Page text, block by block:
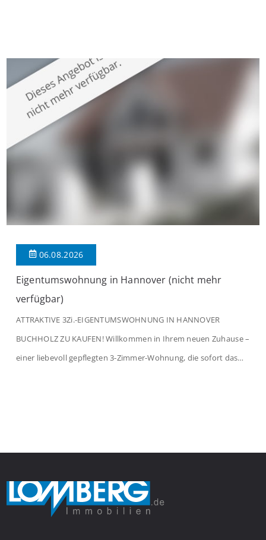
großzügige Räume und eine hochwertige Ausstattung, die
modernen Wohnkomfort mit einem stilvollen Ambiente
verbindet. Der […]
06.08.2026
Eigentumswohnung in Hannover (nicht mehr
verfügbar)
ATTRAKTIVE 3Zi.-EIGENTUMSWOHNUNG IN HANNOVER
BUCHHOLZ ZU KAUFEN! Willkommen in Ihrem neuen Zuhause –
einer liebevoll gepflegten 3-Zimmer-Wohnung, die sofort das